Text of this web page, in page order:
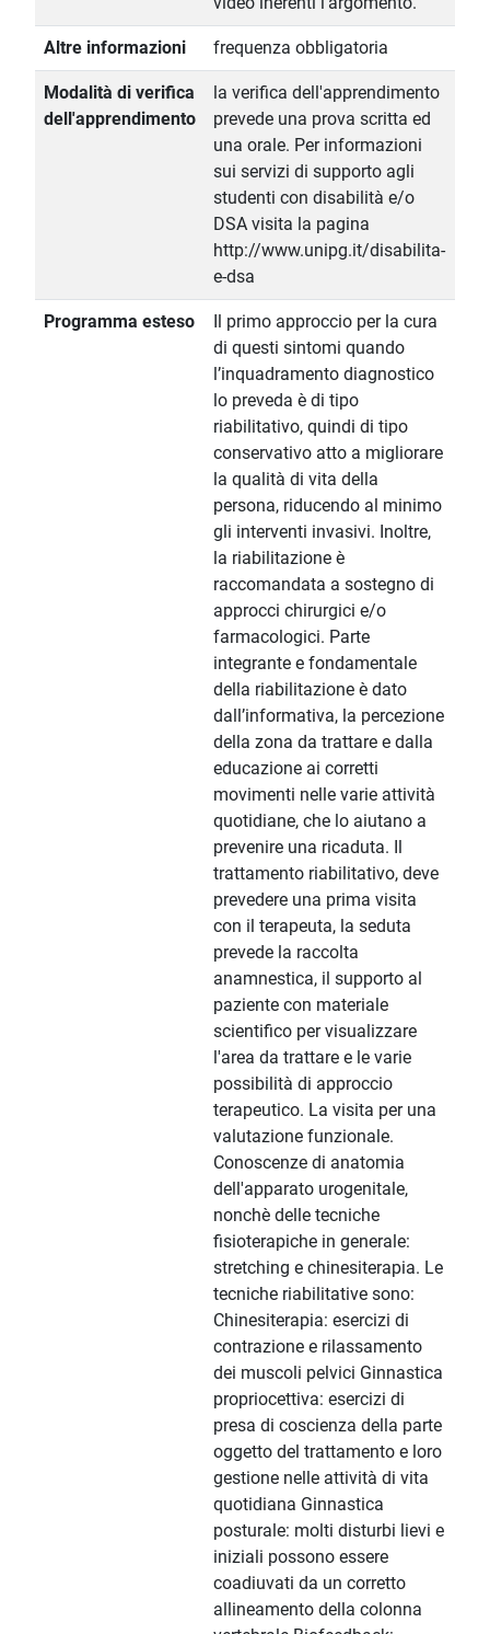
Altre informazioni frequenza obbligatoria
Modalità di verifica
dell'apprendimento
la verifica dell'apprendimento
prevede una prova scritta ed
una orale. Per informazioni
sui servizi di supporto agli
studenti con disabilità e/o
DSA visita la pagina
http://www.unipg.it/disabilita-
e-dsa
Programma esteso
Il primo approccio per la cura
di questi sintomi quando
l’inquadramento diagnostico
lo preveda è di tipo
riabilitativo, quindi di tipo
conservativo atto a migliorare
la qualità di vita della
persona, riducendo al minimo
gli interventi invasivi. Inoltre,
la riabilitazione è
raccomandata a sostegno di
approcci chirurgici e/o
farmacologici. Parte
integrante e fondamentale
della riabilitazione è dato
dall’informativa, la percezione
della zona da trattare e dalla
educazione ai corretti
movimenti nelle varie attività
quotidiane, che lo aiutano a
prevenire una ricaduta. Il
trattamento riabilitativo, deve
prevedere una prima visita
con il terapeuta, la seduta
prevede la raccolta
anamnestica, il supporto al
paziente con materiale
scientifico per visualizzare
l'area da trattare e le varie
possibilità di approccio
terapeutico. La visita per una
valutazione funzionale.
Conoscenze di anatomia
dell'apparato urogenitale,
nonchè delle tecniche
fisioterapiche in generale:
stretching e chinesiterapia. Le
tecniche riabilitative sono:
Chinesiterapia: esercizi di
contrazione e rilassamento
dei muscoli pelvici Ginnastica
propriocettiva: esercizi di
presa di coscienza della parte
oggetto del trattamento e loro
gestione nelle attività di vita
quotidiana Ginnastica
posturale: molti disturbi lievi e
iniziali possono essere
coadiuvati da un corretto
allineamento della colonna